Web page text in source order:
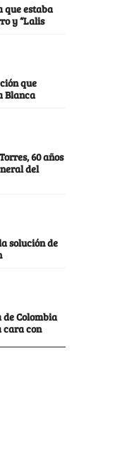
que estaba
y “Lalis
que
Blanca
60 años
del
solución de
de Colombia
cara con